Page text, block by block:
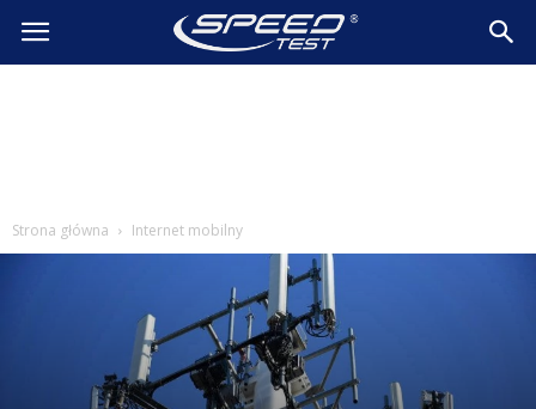
SpeedTest.pl
Strona główna Internet mobilny